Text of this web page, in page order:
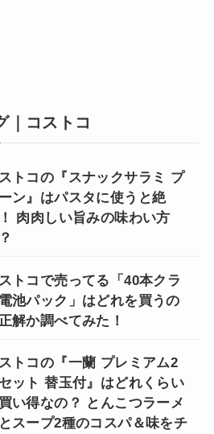
｜コストコ
トコの『スナックサラミ プ
ン』はパスタに使うと絶
肉肉しい旨みの味わい方
トコで売ってる「40本クラ
池パック」はどれを買うの
解か調べてみた！
トコの『一蘭 プレミアム2
ット 替玉付』はどれくらい
い得なの？ とんこつラーメ
スープ2種のコスパ＆味をチ